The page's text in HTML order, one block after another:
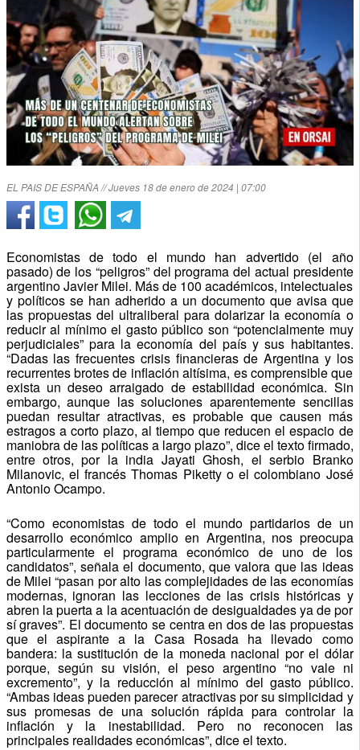
EL PAIS DE ESPAÑA // Jueves 18 de enero de 2024 | 07:00
Economistas de todo el mundo han advertido (el año
pasado) de los “peligros” del programa del actual presidente
argentino Javier Milei. Más de 100 académicos, intelectuales
y políticos se han adherido a un documento que avisa que
las propuestas del ultraliberal para dolarizar la economía o
reducir al mínimo el gasto público son “potencialmente muy
perjudiciales” para la economía del país y sus habitantes.
“Dadas las frecuentes crisis financieras de Argentina y los
recurrentes brotes de inflación altísima, es comprensible que
exista un deseo arraigado de estabilidad económica. Sin
embargo, aunque las soluciones aparentemente sencillas
puedan resultar atractivas, es probable que causen más
estragos a corto plazo, al tiempo que reducen el espacio de
maniobra de las políticas a largo plazo”, dice el texto firmado,
entre otros, por la india Jayati Ghosh, el serbio Branko
Milanovic, el francés Thomas Piketty o el colombiano José
Antonio Ocampo.
“Como economistas de todo el mundo partidarios de un
desarrollo económico amplio en Argentina, nos preocupa
particularmente el programa económico de uno de los
candidatos”, señala el documento, que valora que las ideas
de Milei “pasan por alto las complejidades de las economías
modernas, ignoran las lecciones de las crisis históricas y
abren la puerta a la acentuación de desigualdades ya de por
sí graves”. El documento se centra en dos de las propuestas
que el aspirante a la Casa Rosada ha llevado como
bandera: la sustitución de la moneda nacional por el dólar
porque, según su visión, el peso argentino “no vale ni
excremento”, y la reducción al mínimo del gasto público.
“Ambas ideas pueden parecer atractivas por su simplicidad y
sus promesas de una solución rápida para controlar la
inflación y la inestabilidad. Pero no reconocen las
principales realidades económicas”, dice el texto.